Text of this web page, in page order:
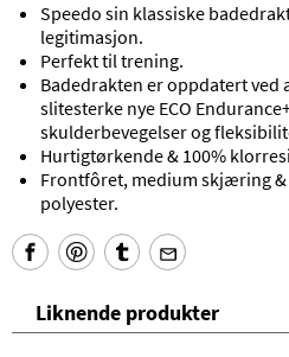
Speedo sin klassiske
legitimasjon.
Perfekt til trening.
Badedrakten er oppdatert ved
slitesterke nye ECO
skulderbevegelser og
Hurtigtørkende & 100%
Frontfôret, medium skjæring
polyester.
Liknende produkter